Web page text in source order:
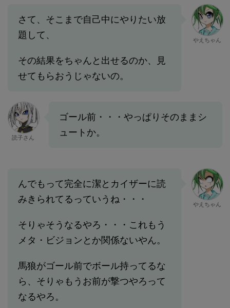
さて、そこまで自己中にやりたい放
題して、
その結果をちゃんと出せるのか、見
せてもらおうじゃないの。
やえちゃん
読子さん
ゴール前・・・やっぱりそのままシ
ュートか。
んでもって完全に潔とカイザーに読
みきられてるっていうね・・・
そりゃそうなるやろ・・・これもう
メタ・ビジョンとか関係ないやん。
馬狼がゴール前でボール持ってるな
ら、そりゃもうお前が撃つやろって
なるやろ。
やえちゃん